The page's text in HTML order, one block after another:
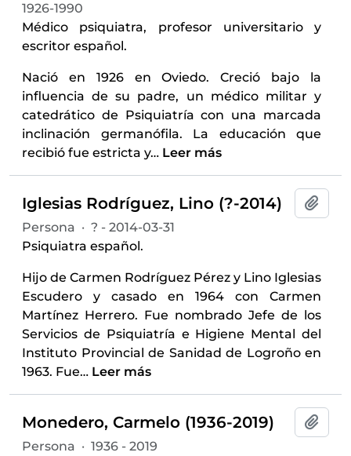
1926-1990
Médico psiquiatra, profesor universitario y
escritor español.
Nació en 1926 en Oviedo. Creció bajo la
influencia de su padre, un médico militar y
catedrático de Psiquiatría con una marcada
inclinación germanófila. La educación que
recibió fue estricta y… Leer más
Iglesias Rodríguez, Lino (?-2014)
Persona · ? - 2014-03-31
Psiquiatra español.
Hijo de Carmen Rodríguez Pérez y Lino Iglesias
Escudero y casado en 1964 con Carmen
Martínez Herrero. Fue nombrado Jefe de los
Servicios de Psiquiatría e Higiene Mental del
Instituto Provincial de Sanidad de Logroño en
1963. Fue… Leer más
Monedero, Carmelo (1936-2019)
Persona · 1936 - 2019